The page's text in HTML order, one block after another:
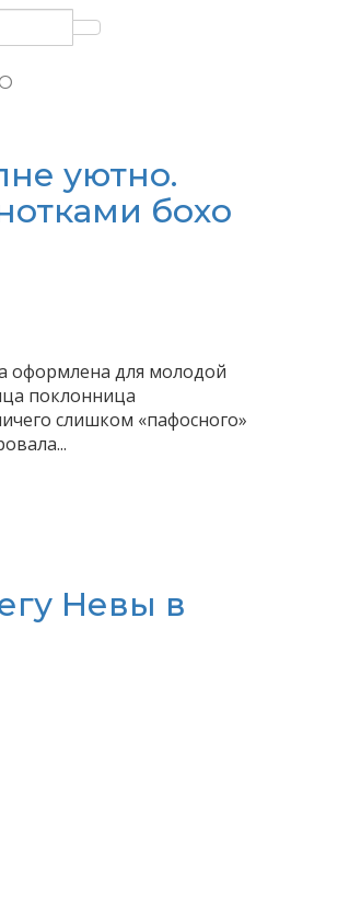
уютно.
бохо
оформлена для молодой
поклонница
слишком «пафосного»
Невы в